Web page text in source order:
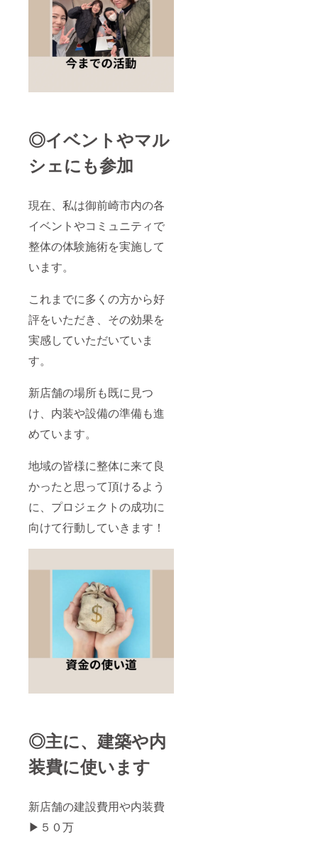
◎イベントやマル
シェにも参加
現在、私は御前崎市内の各
イベントやコミュニティで
整体の体験施術を実施して
います。
これまでに多くの方から好
評をいただき、その効果を
実感していただいていま
す。
新店舗の場所も既に見つ
け、内装や設備の準備も進
めています。
地域の皆様に整体に来て良
かったと思って頂けるよう
に、プロジェクトの成功に
向けて行動していきます！
◎主に、建築や内
装費に使います
新店舗の建設費用や内装費
▶︎５０万